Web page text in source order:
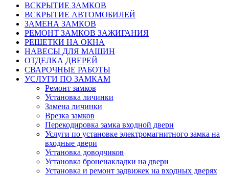
ВСКРЫТИЕ ЗАМКОВ
ВСКРЫТИЕ АВТОМОБИЛЕЙ
ЗАМЕНА ЗАМКОВ
РЕМОНТ ЗАМКОВ ЗАЖИГАНИЯ
РЕШЕТКИ НА ОКНА
НАВЕСЫ ДЛЯ МАШИН
ОТДЕЛКА ДВЕРЕЙ
СВАРОЧНЫЕ РАБОТЫ
УСЛУГИ ПО ЗАМКАМ
Ремонт замков
Установка личинки
Замена личинки
Врезка замков
Перекодировка замка входной двери
Услуги по установке электромагнитного замка на
входные двери
Установка доводчиков
Установка броненакладки на двери
Установка и ремонт задвижек на входных дверях